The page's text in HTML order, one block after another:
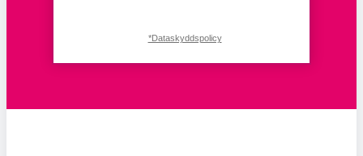
*Dataskyddspolicy